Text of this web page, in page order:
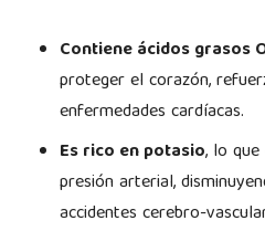
Contiene ácidos grasos
proteger el corazón,
enfermedades cardíacas.
Es rico en potasio, lo
presión arterial,
accidentes cerebro-